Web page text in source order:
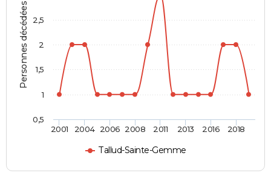
Personnes décédées
Tallud-Sainte-Gemme
2001 2004 2006 2008 2011 2013 2016 2018
0,5
1
1,5
2
2,5